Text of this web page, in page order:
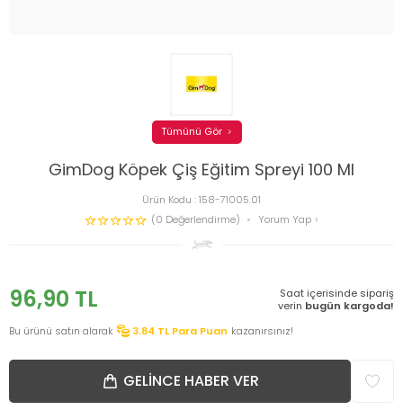
GimDog Köpek Çiş Eğitim Spreyi 100 Ml
Ürün Kodu :158-71005.01
(0 Değerlendirme)
Yorum Yap
Tümünü Gör
96,90 TL
Saat içerisinde sipariş
verin bugün kargoda!
Bu ürünü satın alarak
3.84 TL Para Puan kazanırsınız!
GELINCE HABER VER